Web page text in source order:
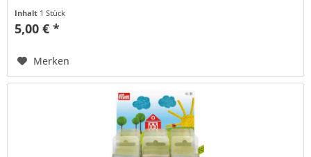
Inhalt 1 Stück
5,00 € *
Merken